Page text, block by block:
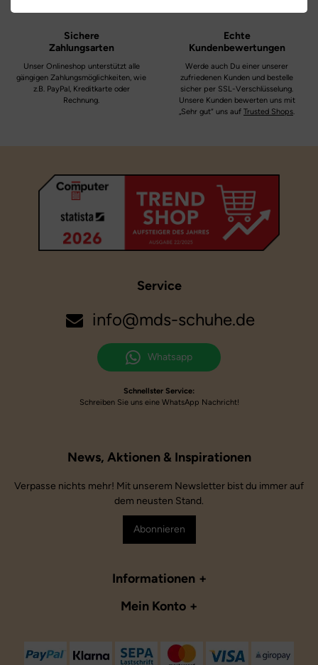
44 9,5
44,5 10
45 10,5
11
Sichere
Zahlungsarten
Unser Onlineshop unterstützt alle
gängigen Zahlungsmöglichkeiten, wie
z.B. PayPal, Kreditkarte oder
Rechnung.
Echte
Kundenbewertungen
Werde auch Du einer unserer
zufriedenen Kunden und bestelle
sicher per SSL-Verschlüsselung.
Unsere Kunden bewerten uns mit
„Sehr gut“ uns auf Trusted Shops.
Service
info@mds-schuhe.de
Whatsapp
Schnellster Service:
Schreiben Sie uns eine WhatsApp Nachricht!
Informationen
Mein Konto
Verpasse nichts mehr! Mit unserem Newsletter bist du immer auf
dem neusten Stand.
Abonnieren